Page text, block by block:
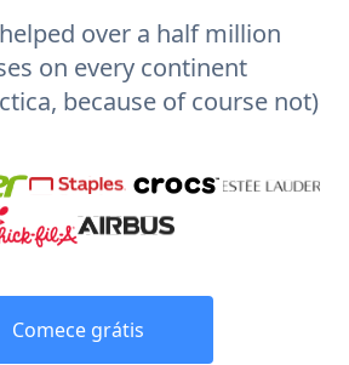
over a half million
on every continent
because of course not)
Comece grátis